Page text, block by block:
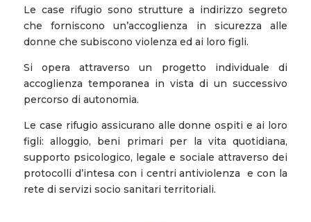
Le case rifugio sono strutture a indirizzo segreto
che forniscono un’accoglienza in sicurezza alle
donne che subiscono violenza ed ai loro figli.
Si opera attraverso un progetto individuale di
accoglienza temporanea in vista di un successivo
percorso di autonomia.
Le case rifugio assicurano alle donne ospiti e ai loro
figli: alloggio, beni primari per la vita quotidiana,
supporto psicologico, legale e sociale attraverso dei
protocolli d’intesa con i centri antiviolenza e con la
rete di servizi socio sanitari territoriali.